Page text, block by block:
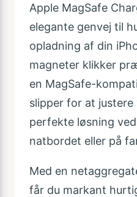
Apple MagSafe
elegante genvej til
opladning af din
magneter klikker
en MagSafe-
slipper for at justere
perfekte løsning
natbordet eller på
Med en
får du markant